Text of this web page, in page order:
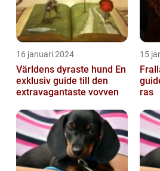
16 januari 2024
Världens dyraste hund En
exklusiv guide till den
extravagantaste vovven
15
ras